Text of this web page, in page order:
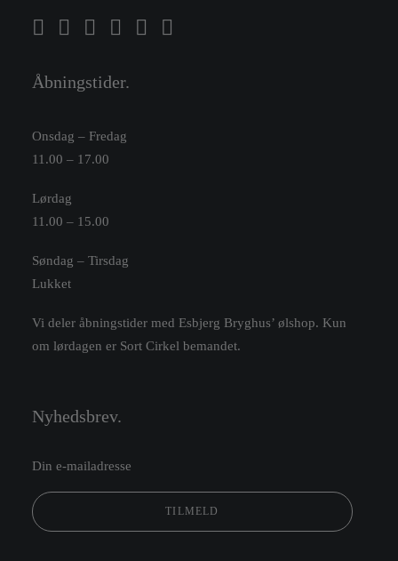
Åbningstider.
Onsdag – Fredag
11.00 – 17.00
Lørdag
11.00 – 15.00
Søndag – Tirsdag
Lukket
Vi deler åbningstider med Esbjerg Bryghus’ ølshop. Kun
om lørdagen er Sort Cirkel bemandet.
Nyhedsbrev.